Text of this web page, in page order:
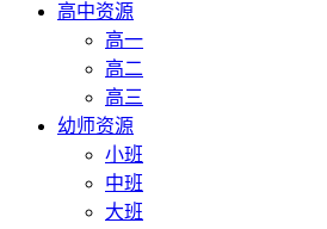
高中资源
高一
高二
高三
幼师资源
小班
中班
大班